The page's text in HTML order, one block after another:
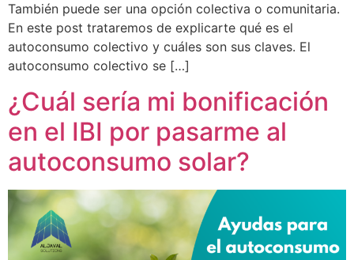
También puede ser una opción colectiva o comunitaria.
En este post trataremos de explicarte qué es el
autoconsumo colectivo y cuáles son sus claves. El
autoconsumo colectivo se […]
¿Cuál sería mi bonificación
en el IBI por pasarme al
autoconsumo solar?